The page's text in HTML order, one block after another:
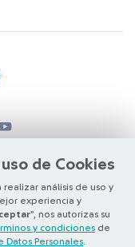
de Cookies
análisis de uso y
experiencia y
”, nos autorizas su
y condiciones de
Personales
2026